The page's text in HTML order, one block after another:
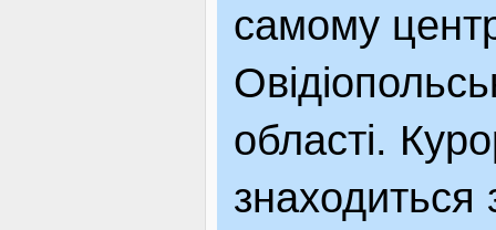
самому
області.
знаходиться